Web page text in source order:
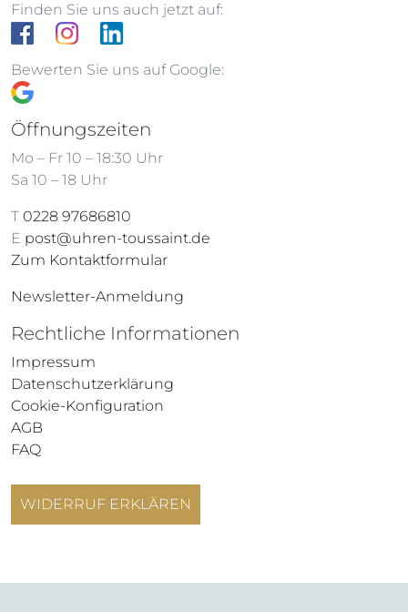
Finden Sie uns auch jetzt auf:
Bewerten Sie uns auf Google:
Öffnungszeiten
Mo – Fr 10 – 18:30 Uhr
Sa 10 – 18 Uhr
T 0228 97686810
E post@uhren-toussaint.de
Zum Kontaktformular
Newsletter-Anmeldung
Rechtliche Informationen
Impressum
Datenschutzerklärung
Cookie-Konfiguration
AGB
FAQ
WIDERRUF ERKLÄREN